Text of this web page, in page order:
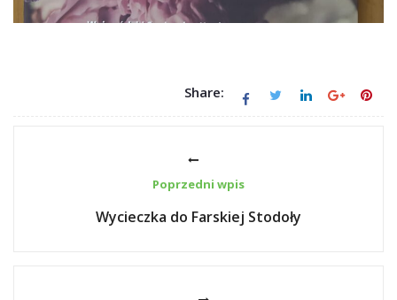
Share:
Poprzedni wpis
Wycieczka do Farskiej Stodoły